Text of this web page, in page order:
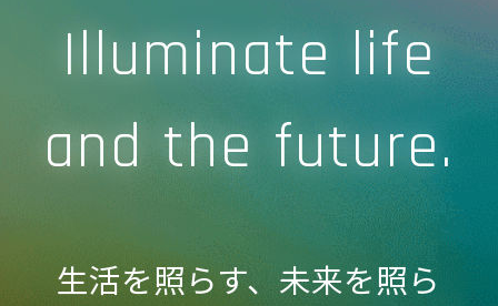
Illuminate life
and the future.
生活を照らす、未来を照ら